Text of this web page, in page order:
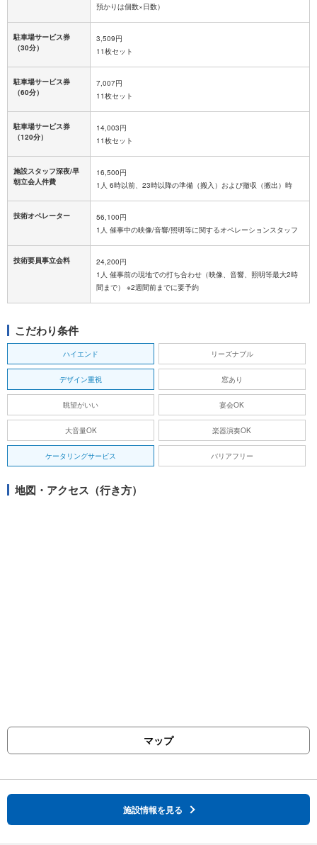
預かりは個数×日数）
駐車場サービス券
（30分）
3,509円
11枚セット
駐車場サービス券
（60分）
7,007円
11枚セット
駐車場サービス券
（120分）
14,003円
11枚セット
施設スタッフ深夜/早
朝立会人件費
16,500円
1人 6時以前、23時以降の準備（搬入）および撤収（搬出）時
技術オペレーター
56,100円
1人 催事中の映像/音響/照明等に関するオペレーションスタッフ
技術要員事立会料
24,200円
1人 催事前の現地での打ち合わせ（映像、音響、照明等最大2時
間まで） ※2週間前までに要予約
こだわり条件
ハイエンド リーズナブル
デザイン重視 窓あり
眺望がいい 宴会OK
大音量OK 楽器演奏OK
ケータリングサービス バリアフリー
地図・アクセス（行き方）
マップ
施設情報を見る